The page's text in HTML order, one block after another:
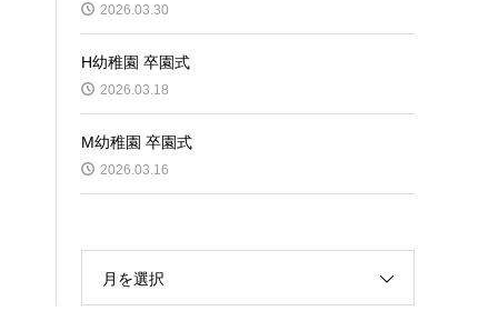
2026.03.30
H幼稚園 卒園式
2026.03.18
M幼稚園 卒園式
2026.03.16
月を選択